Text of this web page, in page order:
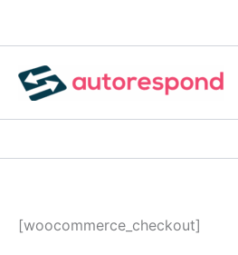
[woocommerce_checkout]